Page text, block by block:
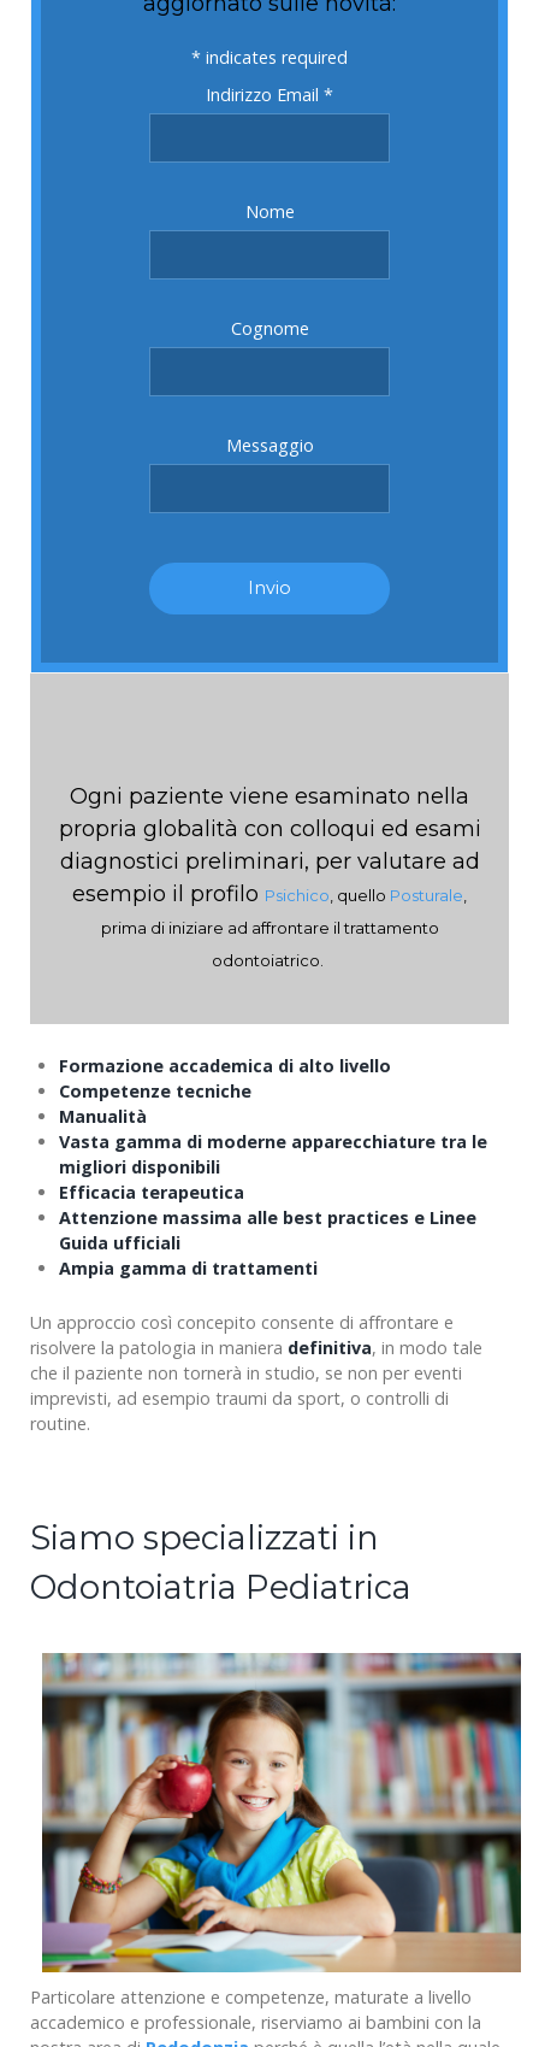
* indicates required
Indirizzo Email *
Nome
Cognome
Messaggio
Ogni paziente viene esaminato nella
propria globalità con colloqui ed esami
diagnostici preliminari, per valutare ad
esempio il profilo Psichico , quello Posturale
prima di iniziare ad affrontare il trattamento
odontoiatrico.
Formazione accademica di alto livello
Competenze tecniche
Manualità
Vasta gamma di moderne apparecchiature tra le
migliori disponibili
Efficacia terapeutica
Attenzione massima alle best practices e Linee
Guida ufficiali
Ampia gamma di trattamenti
Un approccio così concepito consente di affrontare e
risolvere la patologia in maniera definitiva, in modo tale
che il paziente non tornerà in studio, se non per eventi
imprevisti, ad esempio traumi da sport, o controlli di
routine.
Siamo specializzati in
Odontoiatria Pediatrica
Particolare attenzione e competenze, maturate a livello
accademico e professionale, riserviamo ai bambini con la